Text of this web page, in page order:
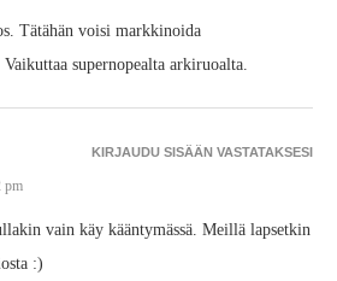
Tätähän voisi markkinoida
supernopealta arkiruoalta.
pm
vain käy kääntymässä. Meillä lapsetkin
:)
KIRJAUDU SISÄÄN VASTATAKSESI